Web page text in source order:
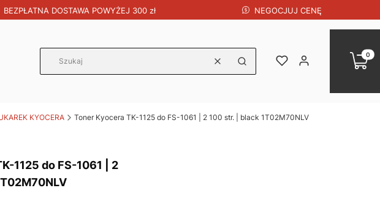
DOSTAWA POWYŻEJ 300 zł NEGOCJUJ CENĘ
WyczyśćSzukaj
UlubioneZaloguj się
KYOCERA Toner Kyocera TK-1125 do FS-1061 | 2 100 str. | black 1T02M70NLV
1125 do FS-1061 | 2